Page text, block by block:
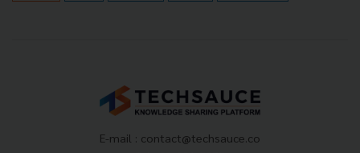
E-mail : contact@techsauce.co